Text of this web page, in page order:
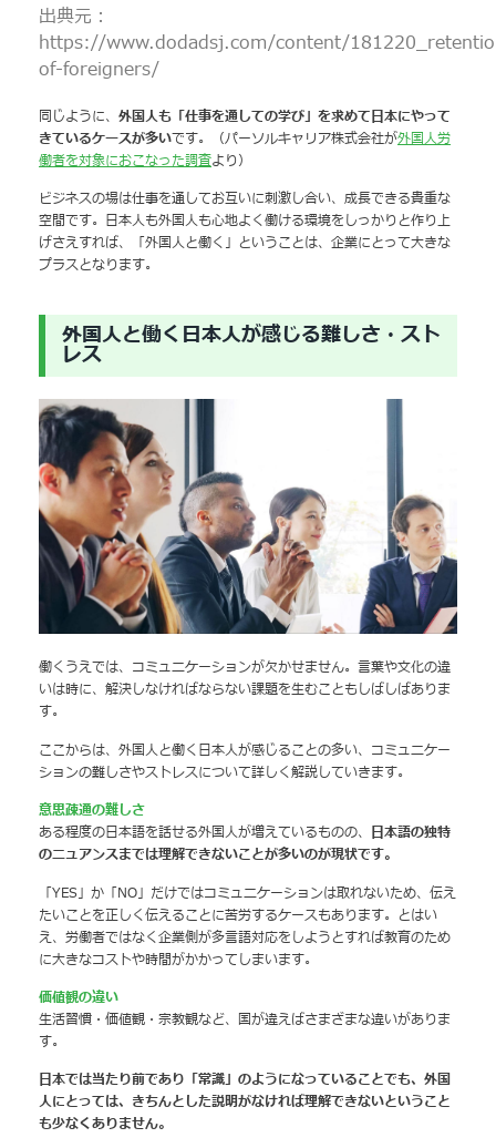
出典元：
https://www.dodadsj.com/content/
of-foreigners/
同じように、 外国人も「仕事を通しての学び」を求めて日本にやって
きているケースが多いです。（パーソルキャリア株式会社が外国人労
働者を対象におこなった調査より）
ビジネスの場は仕事を通してお互いに刺激し合い、成長できる貴重な
空間です。日本人も外国人も心地よく働ける環境をしっかりと作り上
げさえすれば、「外国人と働く」ということは、企業にとって大きな
プラスとなります。
外国人と働く日本人が感じる難しさ・スト
レス
働くうえでは、コミュニケーションが欠かせません。言葉や文化の違
いは時に、解決しなければならない課題を生むこともしばしばありま
す。
ここからは、外国人と働く日本人が感じることの多い、コミュニケー
ションの難しさやストレスについて詳しく解説していきます。
意思疎通の難しさ
ある程度の日本語を話せる外国人が増えているものの、 日本語の独特
のニュアンスまでは理解できないことが多いのが現状です。
「YES」か「NO」だけではコミュニケーションは取れないため、伝え
たいことを正しく伝えることに苦労するケースもあります。とはい
え、労働者ではなく企業側が多言語対応をしようとすれば教育のため
に大きなコストや時間がかかってしまいます。
価値観の違い
生活習慣・価値観・宗教観など、国が違えばさまざまな違いがありま
す。
日本では当たり前であり「常識」のようになっていることでも、外国
人にとっては、きちんとした説明がなければ理解できないということ
も少なくありません。